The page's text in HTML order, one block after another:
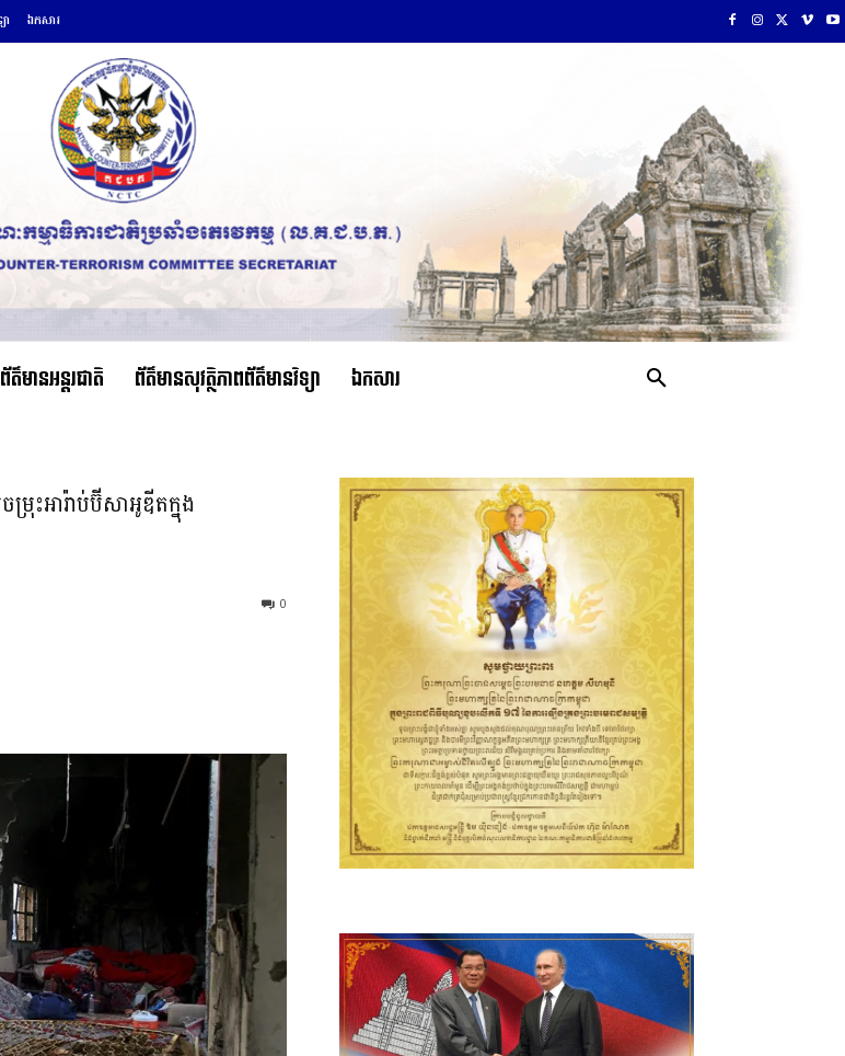
ា ឯកសារ
ព័ត៌មានអន្តរជាតិ ព័ត៌មានសុវត្ថិភាពព័ត៌មានវិទ្យា ឯកសារ
រុះអារ៉ាប់ប៊ីសាអូឌីតក្នុង
0